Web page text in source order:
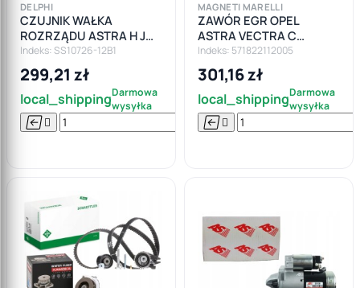
DELPHI
CZUJNIK WAŁKA
ROZRZĄDU ASTRA H J
VECTRA C ZAFIRA
INSIGNIA 1.9 2.0 CDTI
Indeks: SS10726-12B1
299,21 zł
local_shippingDarmowa
wysyłka
  

MAGNETI MARELLI
ZAWÓR EGR OPEL
ASTRA VECTRA C
SIGNUM 1.9CDTI 150KM
Indeks: 571822112005
301,16 zł
local_shippingDarmowa
wysyłka
 